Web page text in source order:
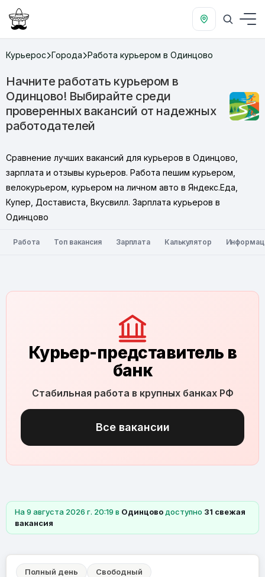
Курьерос Города Работа курьером в Одинцово
Начните работать курьером в
Одинцово! Выбирайте среди
проверенных вакансий от надежных
работодателей
Сравнение лучших вакансий для курьеров в Одинцово,
зарплата и отзывы курьеров. Работа пешим курьером,
велокурьером, курьером на личном авто в Яндекс.Еда,
Купер, Достависта, Вкусвилл. Зарплата курьеров в
Одинцово
Работа Топ вакансия Зарплата Калькулятор
Курьер-представитель в
банк
Стабильная работа в крупных банках РФ
Все вакансии
На 9 августа 2026 г. 20:19 в Одинцово доступно 31 свежая
вакансия
Полный день
Свободный